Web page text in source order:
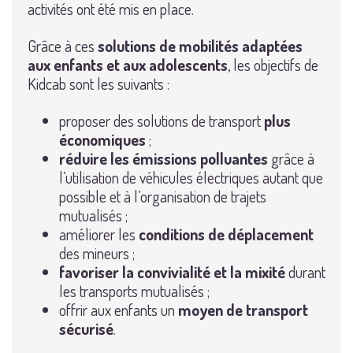
activités ont été mis en place.
Grâce à cessolutions de mobilités adaptées
aux enfants et aux adolescents, les objectifs de
Kidcab sont les suivants :
proposer des solutions de transportplus
économiques ;
réduire les émissions polluantes grâce à
l’utilisation de véhicules électriques autant que
possible et à l’organisation de trajets
mutualisés ;
améliorer les conditions de déplacement
des mineurs ;
favoriser la convivialité et la mixitédurant
les transports mutualisés ;
offrir aux enfants un moyen de transport
sécurisé.